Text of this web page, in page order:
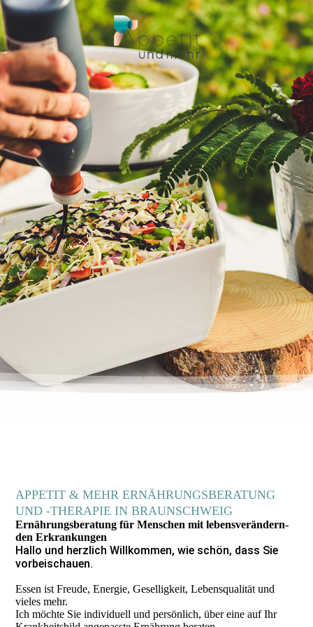
APPETIT & MEHR ERNÄHRUNGSBERATUNG
UND -THERAPIE IN BRAUNSCHWEIG
Ernäh­rungs­­beratung für Menschen mit lebensver­ändern­­
den Erkran­kungen
Hallo und herzlich Willkommen, wie schön, dass Sie
vorbeischauen.
Essen ist Freude, Energie, Geselligkeit, Lebensqualität und
vieles mehr.
Ich möchte Sie individuell und persönlich, über eine auf Ihr